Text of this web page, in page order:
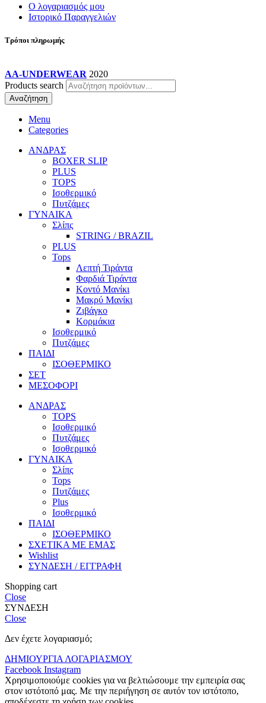
Ο λογαριασμός μου
Ιστορικό Παραγγελιών
Τρόποι πληρωμής
AA-UNDERWEAR 2020
Products search
Αναζήτηση
Menu
Categories
ΑΝΔΡΑΣ
BOXER SLIP
PLUS
TOPS
Ισοθερμικό
Πυτζάμες
ΓΥΝΑΙΚΑ
Σλίπς
STRING / BRAZIL
PLUS
Tops
Λεπτή Τιράντα
Φαρδιά Τιράντα
Κοντό Μανίκι
Μακρύ Μανίκι
Ζιβάγκο
Κορμάκια
Ισοθερμικό
Πυτζάμες
ΠΑΙΔΙ
ΙΣΟΘΕΡΜΙΚΟ
ΣΕΤ
ΜΕΣΟΦΟΡΙ
ΑΝΔΡΑΣ
TOPS
Ισοθερμικό
Πυτζάμες
Ισοθερμικό
ΓΥΝΑΙΚΑ
Σλίπς
Tops
Πυτζάμες
Plus
Ισοθερμικό
ΠΑΙΔΙ
ΙΣΟΘΕΡΜΙΚΟ
ΣΧΕΤΙΚΑ ΜΕ ΕΜΑΣ
Wishlist
ΣΥΝΔΕΣΗ / ΕΓΓΡΑΦΗ
Shopping cart
Close
ΣΥΝΔΕΣΗ
Close
Δεν έχετε λογαριασμό;
ΔΗΜΙΟΥΡΓΙΑ ΛΟΓΑΡΙΑΣΜΟΥ
Facebook Instagram
Χρησιμοποιούμε cookies για να βελτιώσουμε την εμπειρία σας
στον ιστότοπό μας. Με την περιήγηση σε αυτόν τον ιστότοπο,